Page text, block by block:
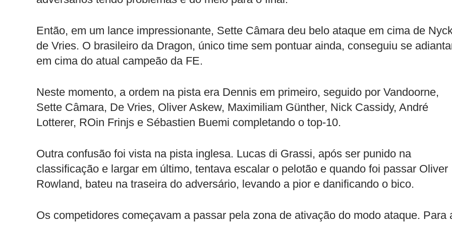
Então, em um lance impressionante, Sette Câmara deu belo ataque em cima de
de Vries. O brasileiro da Dragon, único time sem pontuar ainda, conseguiu se
em cima do atual campeão da FE.
Neste momento, a ordem na pista era Dennis em primeiro, seguido por Vandoorne,
Sette Câmara, De Vries, Oliver Askew, Maximiliam Günther, Nick Cassidy, André
Lotterer, ROin Frinjs e Sébastien Buemi completando o top-10.
Outra confusão foi vista na pista inglesa. Lucas di Grassi, após ser punido na
classificação e largar em último, tentava escalar o pelotão e quando foi passar Oliver
Rowland, bateu na traseira do adversário, levando a pior e danificando o bico.
Os competidores começavam a passar pela zona de ativação do modo ataque. Para